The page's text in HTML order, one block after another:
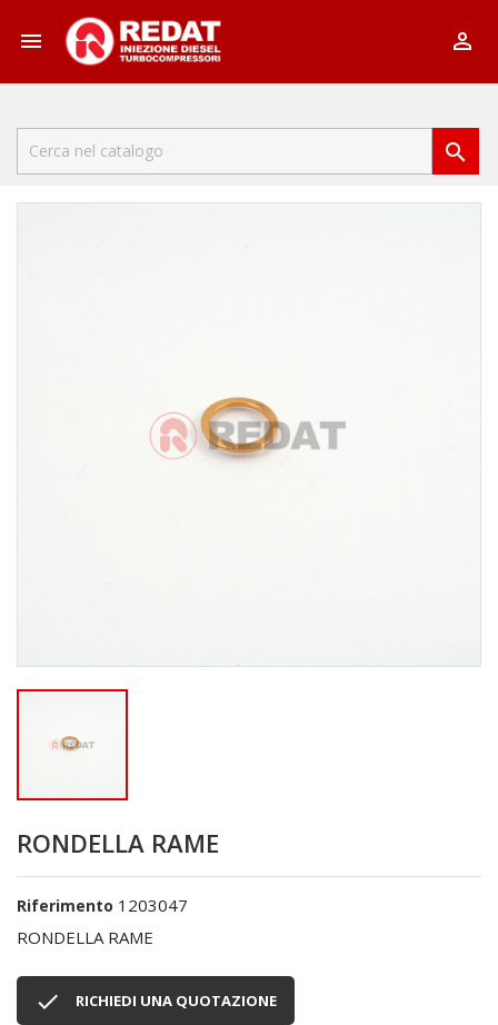
 

RONDELLA RAME
Riferimento 1203047
RONDELLA RAME
 RICHIEDI UNA QUOTAZIONE